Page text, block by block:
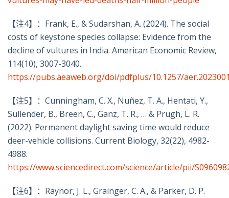
【注4】： Frank, E., & Sudarshan, A. (2024). The social
costs of keystone species collapse: Evidence from the
decline of vultures in India. American Economic Review,
114(10), 3007-3040.
https://pubs.aeaweb.org/doi/pdfplus/10.1257/
【注5】： Cunningham, C. X., Nuñez, T. A., Hentati, Y.,
Sullender, B., Breen, C., Ganz, T. R., … & Prugh, L. R.
(2022). Permanent daylight saving time would reduce
deer-vehicle collisions. Current Biology, 32(22), 4982-
4988.
https://www.sciencedirect.com/science/article/pii/
【注6】： Raynor, J. L., Grainger, C. A., & Parker, D. P.